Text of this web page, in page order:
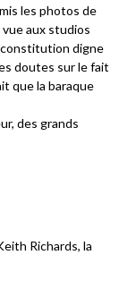
les photos de
aux studios
digne
doutes sur le fait
que la baraque
des grands
Richards, la